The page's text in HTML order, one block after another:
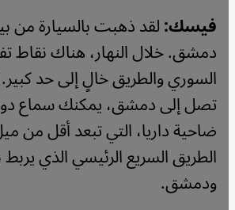
فيسك:لقد ذهبت بالسيارة من
دمشق. خلال النهار، هناك
السوري والطريق خالٍ إلى حد
تصل إلى دمشق، يمكنك سماع
ضاحية داريا، التي تبعد أقل من
الطريق السريع الرئيسي الذي
ودمشق.